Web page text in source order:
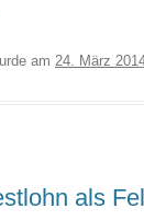
am 24. März
als